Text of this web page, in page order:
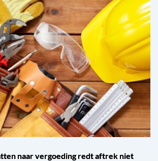
naar vergoeding redt aftrek niet